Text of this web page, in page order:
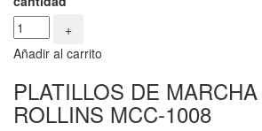
+
Añadir al carrito
PLATILLOS DE
ROLLINS MCC-1008